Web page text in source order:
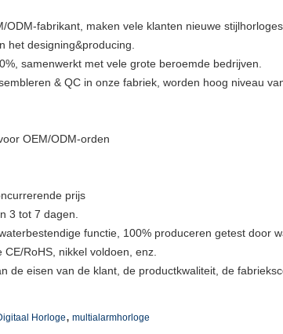
ODM-fabrikant, maken vele klanten nieuwe
het designing&producing.
samenwerkt met vele grote beroemde bedrijven.
& QC in onze fabriek, worden hoog niveau
OEM/ODM-orden
prijs
3 tot 7 dagen.
functie, 100% produceren getest door
RoHS, nikkel voldoen, enz.
de eisen van de klant, de productkwaliteit, de
Horloge, multialarmhorloge